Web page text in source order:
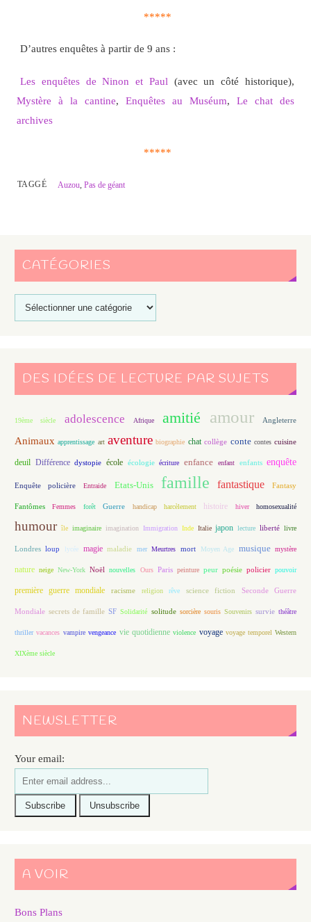
*****
D’autres enquêtes à partir de 9 ans :
Les enquêtes de Ninon et Paul (avec un côté historique),
Mystère à la cantine, Enquêtes au Muséum,Le chat des
archives
*****
TAGGÉ Auzou ,Pas de géant
CATÉGORIES
DES IDÉES DE LECTURE PAR SUJETS
19ème siècle adolescence Afrique amitié amour Angleterre
Animaux apprentissage art aventure biographie chat collège conte contes cuisine
deuil Différence dystopie école écologie écriture enfance enfant enfants enquête
Enquête policière Entraide Etats-Unis famille fantastique Fantasy
Fantômes Femmes forêt Guerre handicap harcèlement histoire hiver homosexualité
humour île imaginaire imagination Immigration Inde Italie japon lecture liberté livre
Londres loup lycée magie maladie mer Meurtres mort Moyen Age musique mystère
nature neige New-York Noël nouvelles Ours Paris peinture peur poésie policier pouvoir
première guerre mondiale racisme religion rêve science fiction Seconde Guerre
Mondiale secrets de famille SF Solidarité solitude sorcière souris Souvenirs survie théâtre
thriller vacances vampire vengeance vie quotidienne violence voyage voyage temporel Western
XIXème siècle
NEWSLETTER
Your email:
A VOIR
Bons Plans